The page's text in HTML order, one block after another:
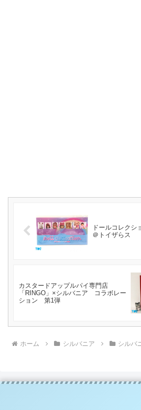
ドールコレク
＠トイザらス
カスタードアップルパイ専門店
「RINGO」×シルバニア コラボレー
ション 第1弾
ホーム シルバニア シルバ